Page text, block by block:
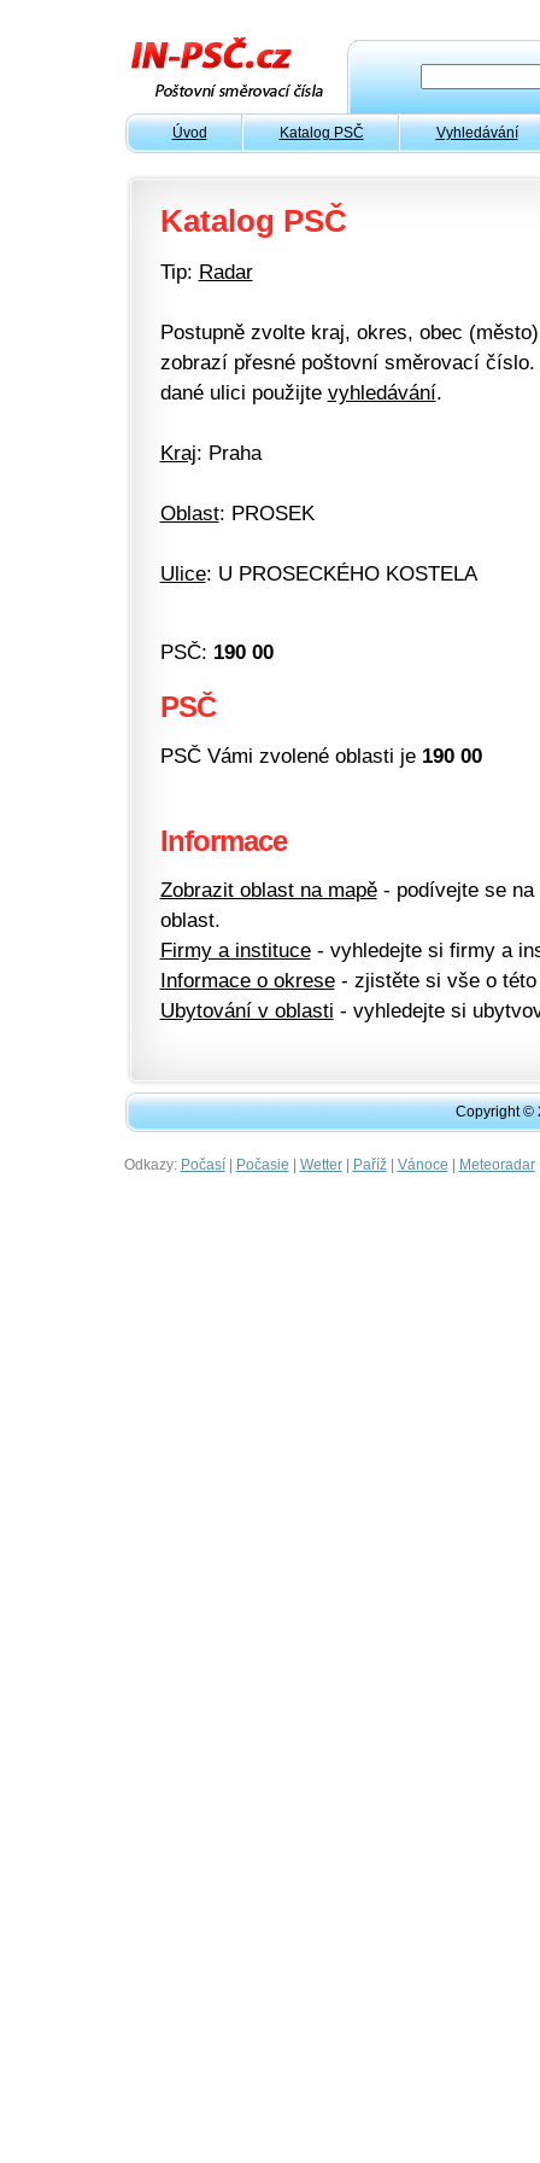
Úvod Katalog PSČ Vyhledávání
Katalog PSČ
Tip: Radar
Postupně zvolte kraj, okres, obec
zobrazí přesné poštovní směrovací
dané ulici použijte vyhledávání.
Kraj: Praha
Oblast: PROSEK
Ulice: U PROSECKÉHO KOSTELA
PSČ: 190 00
PSČ
PSČ Vámi zvolené oblasti je 190 00
Informace
Zobrazit oblast na mapě- podívejte se na
oblast.
Firmy a instituce- vyhledejte si firmy a
Informace o okrese- zjistěte si vše o této
Ubytování v oblasti - vyhledejte si
Copyright ©
Odkazy: Počasí| Počasie | Wetter| Paříž| Vánoce | Meteoradar